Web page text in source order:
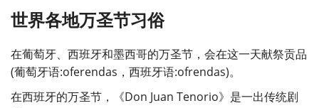
世界各地万圣节习俗
在葡萄牙、西班牙和墨西哥的万圣节，会在这一天献祭贡品
(葡萄牙语:oferendas，西班牙语:ofrendas)。
在西班牙的万圣节，《Don Juan Tenorio》是一出传统剧